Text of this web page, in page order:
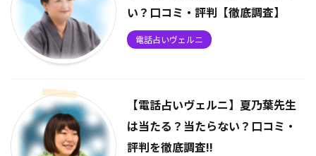
い？口コミ・評判【徹底調査】
電話占いヴェルニ
【電話占いヴェルニ】夏乃葉先生
は当たる？当たらない？口コミ・
評判を徹底調査!!